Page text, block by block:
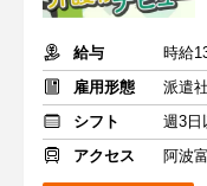
給与
時給
雇用形態
派遣
シフト
週3日
アクセス
阿波